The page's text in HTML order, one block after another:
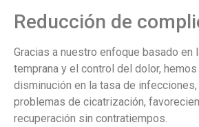
Reducción de
Gracias a nuestro enfoque basado en
temprana y el control del dolor,
disminución en la tasa de
problemas de cicatrización,
recuperación sin contratiempos.